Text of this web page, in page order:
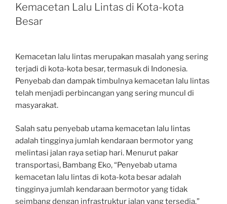
Kemacetan Lalu Lintas di Kota-kota
Besar
Kemacetan lalu lintas merupakan masalah yang sering
terjadi di kota-kota besar, termasuk di Indonesia.
Penyebab dan dampak timbulnya kemacetan lalu lintas
telah menjadi perbincangan yang sering muncul di
masyarakat.
Salah satu penyebab utama kemacetan lalu lintas
adalah tingginya jumlah kendaraan bermotor yang
melintasi jalan raya setiap hari. Menurut pakar
transportasi, Bambang Eko, “Penyebab utama
kemacetan lalu lintas di kota-kota besar adalah
tingginya jumlah kendaraan bermotor yang tidak
seimbang dengan infrastruktur jalan yang tersedia.”